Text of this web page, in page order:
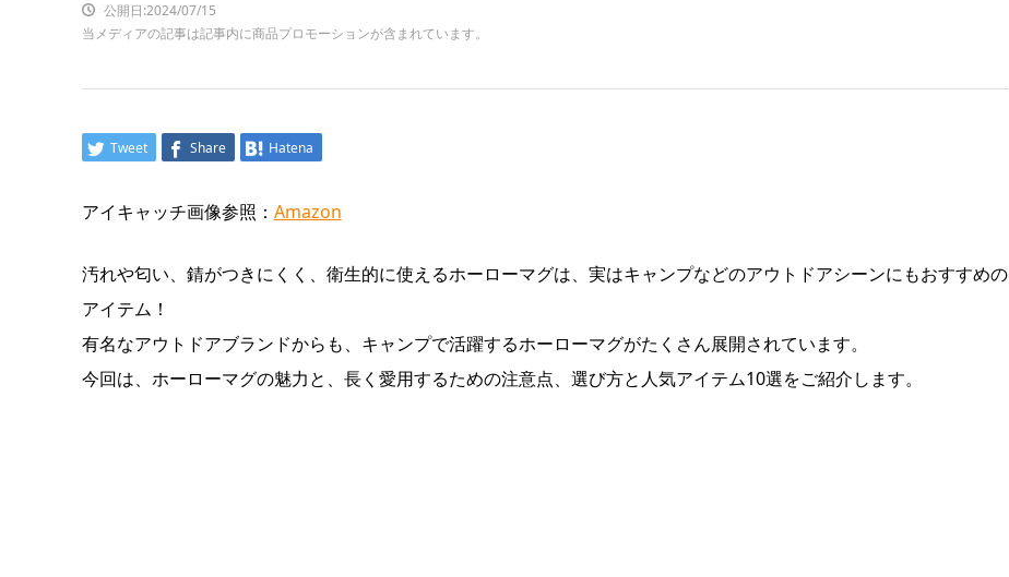
公開日:2024/07/15
当メディアの記事は記事内に商品プロモーションが含まれています。
Tweet Share Hatena
アイキャッチ画像参照： Amazon
汚れや匂い、錆がつきにくく、衛生的に使えるホーローマグは、実はキャンプなどのアウトドアシーンにもおすすめの
アイテム！
有名なアウトドアブランドからも、キャンプで活躍するホーローマグがたくさん展開されています。
今回は、ホーローマグの魅力と、長く愛用するための注意点、選び方と人気アイテム10選をご紹介します。